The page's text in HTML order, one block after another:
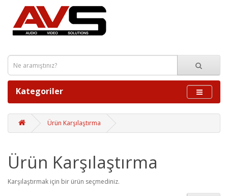
Kategoriler
Ürün Karşılaştırma
Ürün Karşılaştırma
Karşılaştırmak için bir ürün seçmediniz.